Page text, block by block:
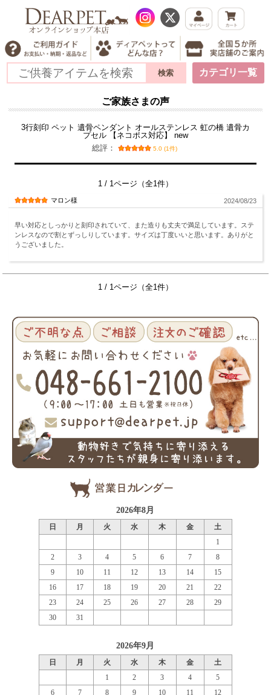
カテゴリ一覧
ご家族さまの声
3行刻印 ペット 遺骨ペンダント オールステンレス 虹の橋 遺骨カ
プセル 【ネコポス対応】 new
総評：
5.0 (1件)
1 / 1ページ（全1件）
マロン様 2024/08/23
早い対応としっかりと刻印されていて、また造りも丈夫で満足しています。ステ
ンレスなので割とずっしりしています。サイズは丁度いいと思います。ありがと
うございました。
1 / 1ページ（全1件）